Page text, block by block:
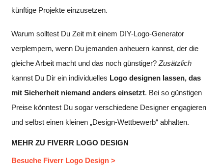
künftige Projekte einzusetzen.
Warum solltest Du Zeit mit einem DIY-Logo-Generator
verplempern, wenn Du jemanden anheuern kannst, der die
gleiche Arbeit macht und das noch günstiger? Zusätzlich
kannst Du Dir ein individuelles Logo designen lassen, das
mit Sicherheit niemand anders einsetzt. Bei so günstigen
Preise könntest Du sogar verschiedene Designer engagieren
und selbst einen kleinen „Design-Wettbewerb“ abhalten.
MEHR ZU FIVERR LOGO DESIGN
Besuche Fiverr Logo Design >